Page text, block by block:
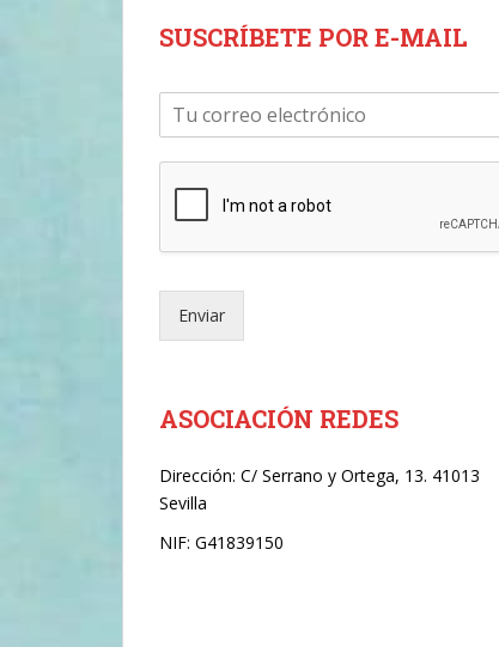
SUSCRÍBETE POR E-MAIL
C
e
e
t
n
i
o
*
Enviar
ASOCIACIÓN REDES
Dirección: C/ Serrano y Ortega, 13. 41013
Sevilla
NIF: G41839150